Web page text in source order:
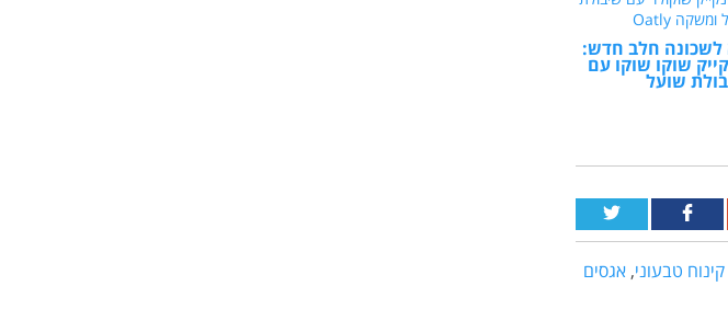
לשכונה חלב חדש:
שוקו שוקו עם
שועל
קינוח טבעוני, אגסים